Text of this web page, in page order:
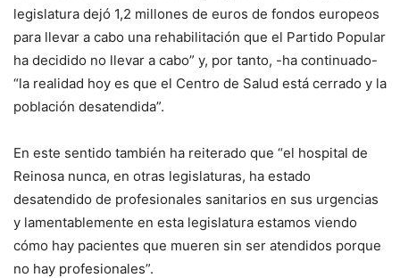
legislatura dejó 1,2 millones de euros de fondos europeos
para llevar a cabo una rehabilitación que el Partido Popular
ha decidido no llevar a cabo” y, por tanto, -ha continuado-
“la realidad hoy es que el Centro de Salud está cerrado y la
población desatendida”.
En este sentido también ha reiterado que “el hospital de
Reinosa nunca, en otras legislaturas, ha estado
desatendido de profesionales sanitarios en sus urgencias
y lamentablemente en esta legislatura estamos viendo
cómo hay pacientes que mueren sin ser atendidos porque
no hay profesionales”.